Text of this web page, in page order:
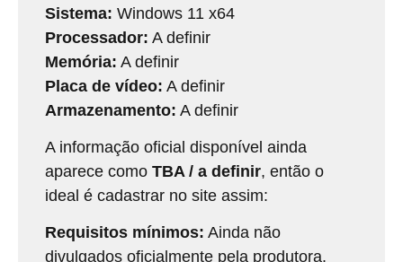
Sistema: Windows 11 x64
Processador: A definir
Memória: A definir
Placa de vídeo: A definir
Armazenamento: A definir
A informação oficial disponível ainda
aparece como TBA / a definir, então o
ideal é cadastrar no site assim:
Requisitos mínimos: Ainda não
divulgados oficialmente pela produtora.